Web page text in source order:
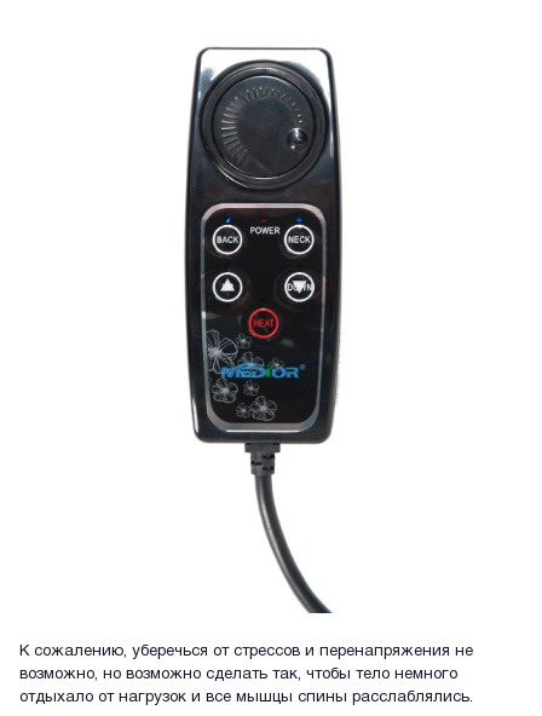
К сожалению, уберечься от стрессов и перенапряжения не
возможно, но возможно сделать так, чтобы тело немного
отдыхало от нагрузок и все мышцы спины расслаблялись.